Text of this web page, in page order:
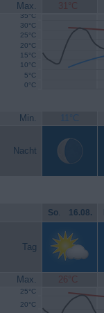
Max. 31°C
0°C
5°C
10°C
15°C
20°C
25°C
30°C
35°C
Min. 11°C
Nacht
So. 16.08.
Tag
Max. 26°C
20°C
25°C